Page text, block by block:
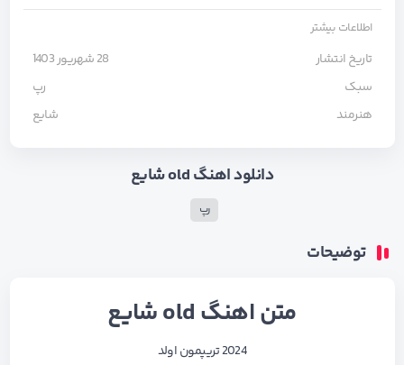
اطلاعات بیشتر
تاریخ انتشار
28 شهریور 1403
سبک
رپ
هنرمند
شایع
دانلود اهنگ old شایع
رپ
توضیحات
متن اهنگ old شایع
2024 تریپمون اولد